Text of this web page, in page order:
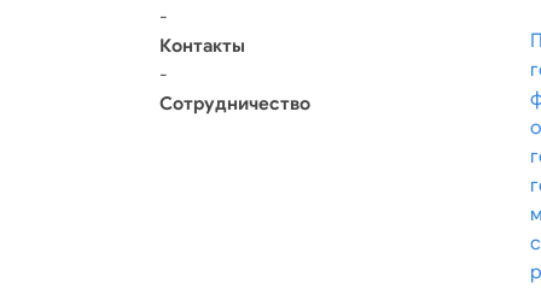
-
Контакты
-
Сотрудничество